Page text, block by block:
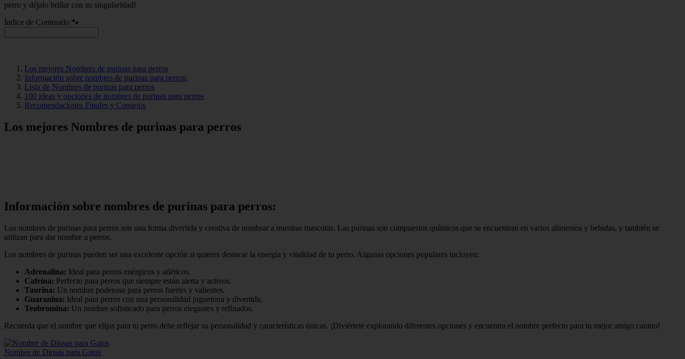
perro y déjalo brillar con su singularidad!
Índice de Contenido 🐾
Los mejores Nombres de purinas para perros
Información sobre nombres de purinas para perros:
Lista de Nombres de purinas para perros
100 ideas y opciones de nombres de purinas para perros
Recomendaciones Finales y Consejos
Los mejores Nombres de purinas para perros
Información sobre nombres de purinas para perros:
Los nombres de purinas para perros son una forma divertida y creativa de nombrar a nuestras mascotas. Las purinas son compuestos químicos que se encuentran en varios alimentos y bebidas, y también se
utilizan para dar nombre a perros.
Los nombres de purinas pueden ser una excelente opción si quieres destacar la energía y vitalidad de tu perro. Algunas opciones populares incluyen:
Adrenalina: Ideal para perros enérgicos y atléticos.
Cafeína: Perfecto para perros que siempre están alerta y activos.
Taurina: Un nombre poderoso para perros fuertes y valientes.
Guaranina: Ideal para perros con una personalidad juguetona y divertida.
Teobromina: Un nombre sofisticado para perros elegantes y refinados.
Recuerda que el nombre que elijas para tu perro debe reflejar su personalidad y características únicas. ¡Diviértete explorando diferentes opciones y encuentra el nombre perfecto para tu mejor amigo canino!
Nombre de Diosas para Gatos